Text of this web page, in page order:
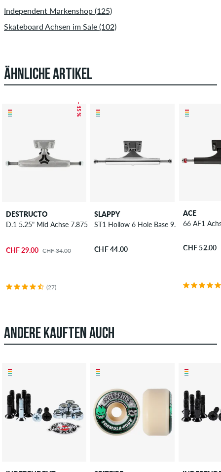
Independent Markenshop (125)
Skateboard Achsen im Sale (102)
ÄHNLICHE ARTIKEL
– 15 %
DESTRUCTO
D.1 5.25" Mid Achse 7.875"
CHF 29.00 CHF 34.00
(27)
SLAPPY
ST1 Hollow 6 Hole Base 9.0 Achse 9"
CHF 44.00
ACE
66 AF1
CHF 52.00
ANDERE KAUFTEN AUCH